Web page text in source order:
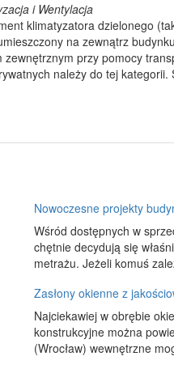
i Wentylacja
klimatyzatora dzielonego
na zewnątrz
zewnętrznym przy pomocy
należy do tej
Nowoczesne projekty
Wśród dostępnych w
chętnie decydują się
metrażu. Jeżeli komuś
Zasłony okienne z
Najciekawiej w obrębie
konstrukcyjne można
(Wrocław) wewnętrzne